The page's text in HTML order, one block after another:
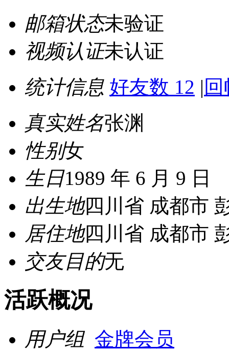
邮箱状态未验证
视频认证未认证
统计信息 好友数 12 |
真实姓名张渊
性别女
生日1989 年 6 月 9 日
出生地四川省 成都市
居住地四川省 成都市
交友目的无
活跃概况
用户组 金牌会员